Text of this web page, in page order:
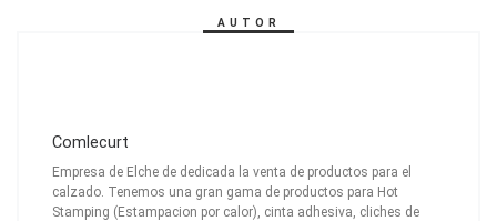
AUTOR
Comlecurt
Empresa de Elche de dedicada la venta de productos para el
calzado. Tenemos una gran gama de productos para Hot
Stamping (Estampacion por calor), cinta adhesiva, cliches de